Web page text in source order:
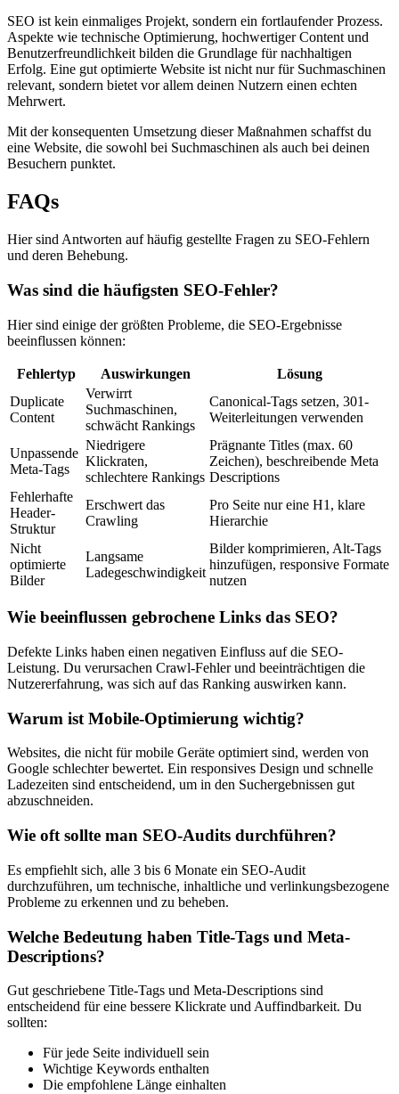
SEO ist kein einmaliges Projekt, sondern ein fortlaufender Prozess.
Aspekte wie technische Optimierung, hochwertiger Content und
Benutzerfreundlichkeit bilden die Grundlage für nachhaltigen
Erfolg. Eine gut optimierte Website ist nicht nur für Suchmaschinen
relevant, sondern bietet vor allem deinen Nutzern einen echten
Mehrwert.
Mit der konsequenten Umsetzung dieser Maßnahmen schaffst du
eine Website, die sowohl bei Suchmaschinen als auch bei deinen
Besuchern punktet.
FAQs
Hier sind Antworten auf häufig gestellte Fragen zu SEO-Fehlern
und deren Behebung.
Was sind die häufigsten SEO-Fehler?
Hier sind einige der größten Probleme, die SEO-Ergebnisse
beeinflussen können:
Fehlertyp Auswirkungen
Lösung
Duplicate
Content
Verwirrt
Suchmaschinen,
schwächt Rankings
Canonical-Tags setzen, 301-
Weiterleitungen verwenden
Unpassende
Meta-Tags
Niedrigere
Klickraten,
schlechtere Rankings
Prägnante Titles (max. 60
Zeichen), beschreibende Meta
Descriptions
Fehlerhafte
Header-
Struktur
Erschwert das
Crawling
Pro Seite nur eine H1, klare
Hierarchie
Nicht
optimierte
Bilder
Langsame
Ladegeschwindigkeit
Bilder komprimieren, Alt-Tags
hinzufügen, responsive Formate
nutzen
Wie beeinflussen gebrochene Links das SEO?
Defekte Links haben einen negativen Einfluss auf die SEO-
Leistung. Du verursachen Crawl-Fehler und beeinträchtigen die
Nutzererfahrung, was sich auf das Ranking auswirken kann.
Warum ist Mobile-Optimierung wichtig?
Websites, die nicht für mobile Geräte optimiert sind, werden von
Google schlechter bewertet. Ein responsives Design und schnelle
Ladezeiten sind entscheidend, um in den Suchergebnissen gut
abzuschneiden.
Wie oft sollte man SEO-Audits durchführen?
Es empfiehlt sich, alle 3 bis 6 Monate ein SEO-Audit
durchzuführen, um technische, inhaltliche und verlinkungsbezogene
Probleme zu erkennen und zu beheben.
Welche Bedeutung haben Title-Tags und Meta-
Descriptions?
Gut geschriebene Title-Tags und Meta-Descriptions sind
entscheidend für eine bessere Klickrate und Auffindbarkeit. Du
sollten:
Für jede Seite individuell sein
Wichtige Keywords enthalten
Die empfohlene Länge einhalten